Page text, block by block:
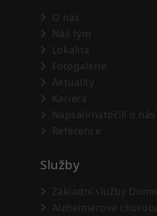
O nás
Náš tým
Lokalita
Fotogalerie
Aktuality
Kariéra
Napsali/natočili o nás
Reference
Služby
Základní služby
Alzheimerova